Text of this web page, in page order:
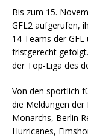
Bis zum 15.
GFL2 aufgerufen,
14 Teams der
fristgerecht
der Top-Liga des
Von den sportlich
die Meldungen der
Monarchs, Berlin
Hurricanes,